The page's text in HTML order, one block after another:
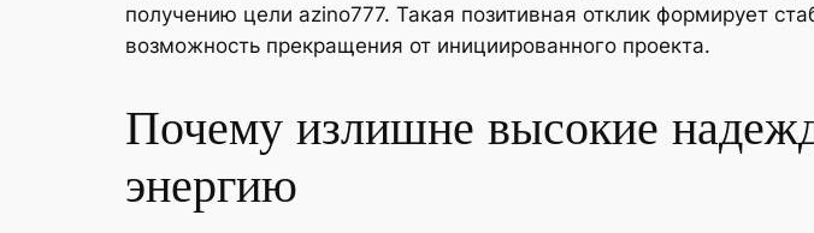
получению цели azino777. Такая позитивная отклик формирует
возможность прекращения от инициированного проекта.
Почему излишне высокие
энергию